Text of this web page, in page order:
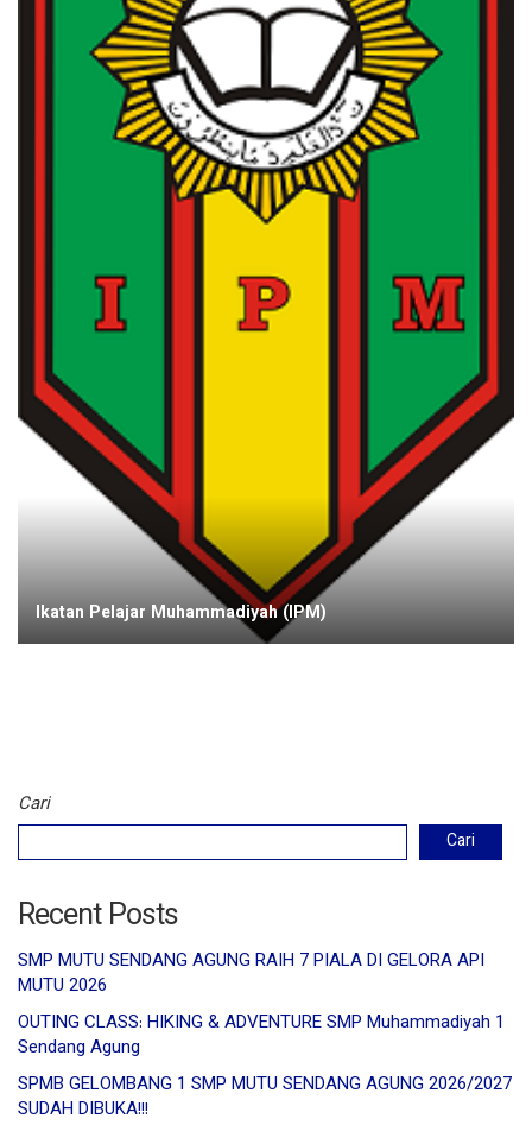
Ikatan Pelajar Muhammadiyah (IPM)
Cari
Cari
Recent Posts
SMP MUTU SENDANG AGUNG RAIH 7 PIALA DI GELORA API
MUTU 2026
OUTING CLASS: HIKING & ADVENTURE SMP Muhammadiyah 1
Sendang Agung
SPMB GELOMBANG 1 SMP MUTU SENDANG AGUNG 2026/2027
SUDAH DIBUKA!!!